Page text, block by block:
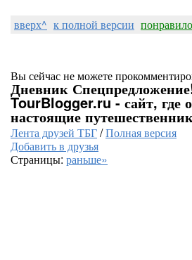
вверх^ к полной версии
Вы сейчас не можете
Дневник
TourBlogger.ru - сайт, где
настоящие
Лента друзей ТБГ/Полная версия
Добавить в друзья
Страницы: раньше»